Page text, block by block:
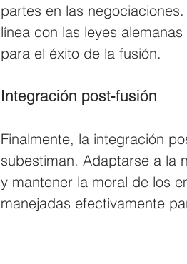
partes en las
línea con las leyes
para el éxito de la fusión.
Integración post-fusión
Finalmente, la integración
subestiman. Adaptarse a la
y mantener la moral de los
manejadas efectivamente